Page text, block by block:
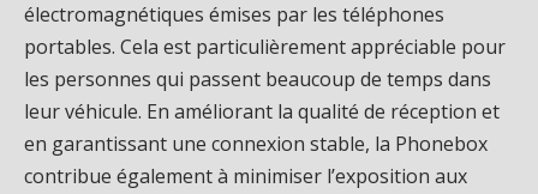
électromagnétiques émises par les téléphones
portables. Cela est particulièrement appréciable pour
les personnes qui passent beaucoup de temps dans
leur véhicule. En améliorant la qualité de réception et
en garantissant une connexion stable, la Phonebox
contribue également à minimiser l’exposition aux